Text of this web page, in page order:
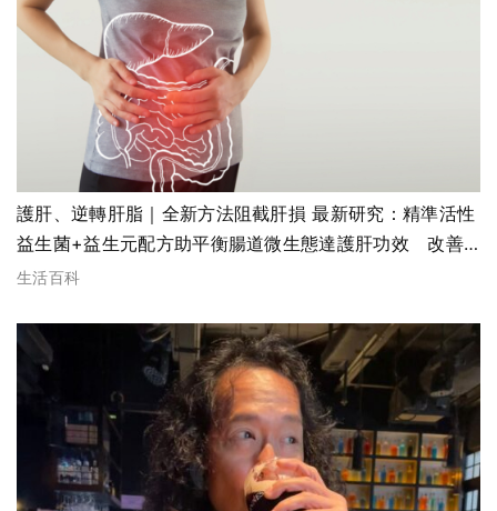
護肝、逆轉肝脂｜全新方法阻截肝損 最新研究：精準活性
益生菌+益生元配方助平衡腸道微生態達護肝功效 改善
肝脂¹修復纖肝疤痕²
生活百科